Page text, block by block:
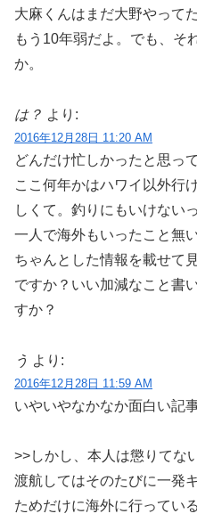
大麻くんはまだ大野やって
もう10年弱だよ。でも、そ
か。
は？ より:
2016年12月28日 11:20 AM
どんだけ忙しかったと思っ
ここ何年かはハワイ以外行
しくて。釣りにもいけないっ
一人で海外もいったこと無
ちゃんとした情報を載せて
ですか？いい加減なこと書
すか？
う より:
2016年12月28日 11:59 AM
いやいやなかなか面白い記事
>>しかし、本人は懲りてな
渡航してはそのたびに一発
ためだけに海外に行ってい